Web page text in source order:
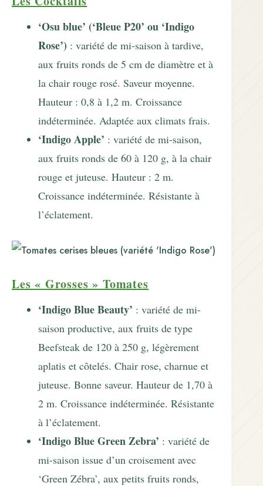
‘Osu blue’ (‘Bleue P20’ ou ‘Indigo
Rose’) : variété de mi-saison à tardive,
aux fruits ronds de 5 cm de diamètre et à
la chair rouge rosé. Saveur moyenne.
Hauteur : 0,8 à 1,2 m. Croissance
indéterminée. Adaptée aux climats frais.
‘Indigo Apple’ : variété de mi-saison,
aux fruits ronds de 60 à 120 g, à la chair
rouge et juteuse. Hauteur : 2 m.
Croissance indéterminée. Résistante à
l’éclatement.
Les « Grosses » Tomates
‘Indigo Blue Beauty’ : variété de mi-
saison productive, aux fruits de type
Beefsteak de 120 à 250 g, légèrement
aplatis et côtelés. Chair rose, charnue et
juteuse. Bonne saveur. Hauteur de 1,70 à
2 m. Croissance indéterminée. Résistante
à l’éclatement.
‘Indigo Blue Green Zebra’ : variété de
mi-saison issue d’un croisement avec
‘Green Zébra’, aux petits fruits ronds,